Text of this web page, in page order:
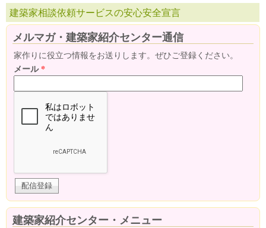
建築家相談依頼サービスの安心安全宣言
メルマガ・建築家紹介センター通信
家作りに役立つ情報をお送りします。ぜひご登録ください。
メール*
建築家紹介センター・メニュー